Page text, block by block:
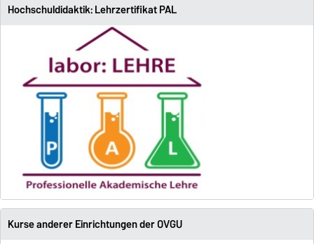
Hochschuldidaktik: Lehrzertifikat PAL
Kurse anderer Einrichtungen der OVGU